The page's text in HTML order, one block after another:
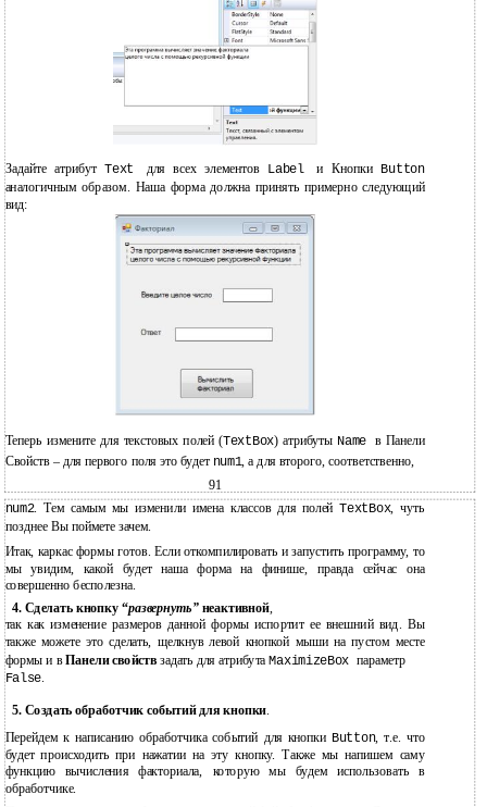
Задайте атрибутText для всех элементов Labelи Кнопки Button
аналогичным образом. Наша форма должна принять примерно следующий
вид:
Теперь измените для текстовых полей (TextBox) атрибуты Nameв Панели
Свойств – для первого поля это будет num1, а для второго, соответственно,
91
num2. Тем самым мы изменили имена классов для полейTextBox, чуть
позднее Вы поймете зачем.
Итак, каркас формы готов. Если откомпилировать и запустить программу, то
мы увидим, какой будет наша форма на финише, правда сейчас она
совершенно бесполезна.
4. Сделать кнопку “развернуть” неактивной
так как изменение размеров данной формы испортит ее внешний вид. Вы
также можете это сделать, щелкнув левой кнопкой мыши на пустом месте
формы и вПанели свойств задать для атрибутаMaximizeBox параметр
False
5. Создать обработчик событий для кнопки.
Перейдем к написанию обработчика событий для кнопки Button, т.е. что
будет происходить при нажатии на эту кнопку. Также мы напишем саму
функцию вычисления факториала, которую мы будем использовать в
обработчике.